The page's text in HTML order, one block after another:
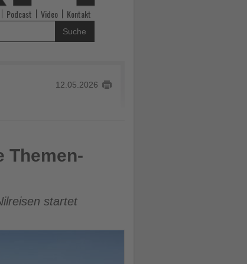
Podcast Video Kontakt
Suche
12.05.2026
Themen-
startet